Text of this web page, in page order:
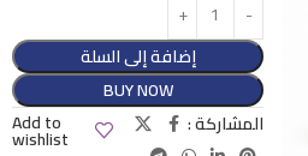
إضافة إلى السلة
BUY NOW
المشاركة :
Add to
wishlist